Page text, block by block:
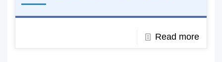
Read more